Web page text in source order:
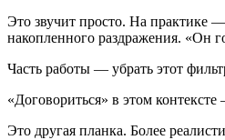
Это звучит просто. На практике
накопленного раздражения. «Он
Часть работы — убрать этот
«Договориться» в этом
Это другая планка. Более